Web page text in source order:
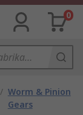
0
/ Worm & Pinion
Gears